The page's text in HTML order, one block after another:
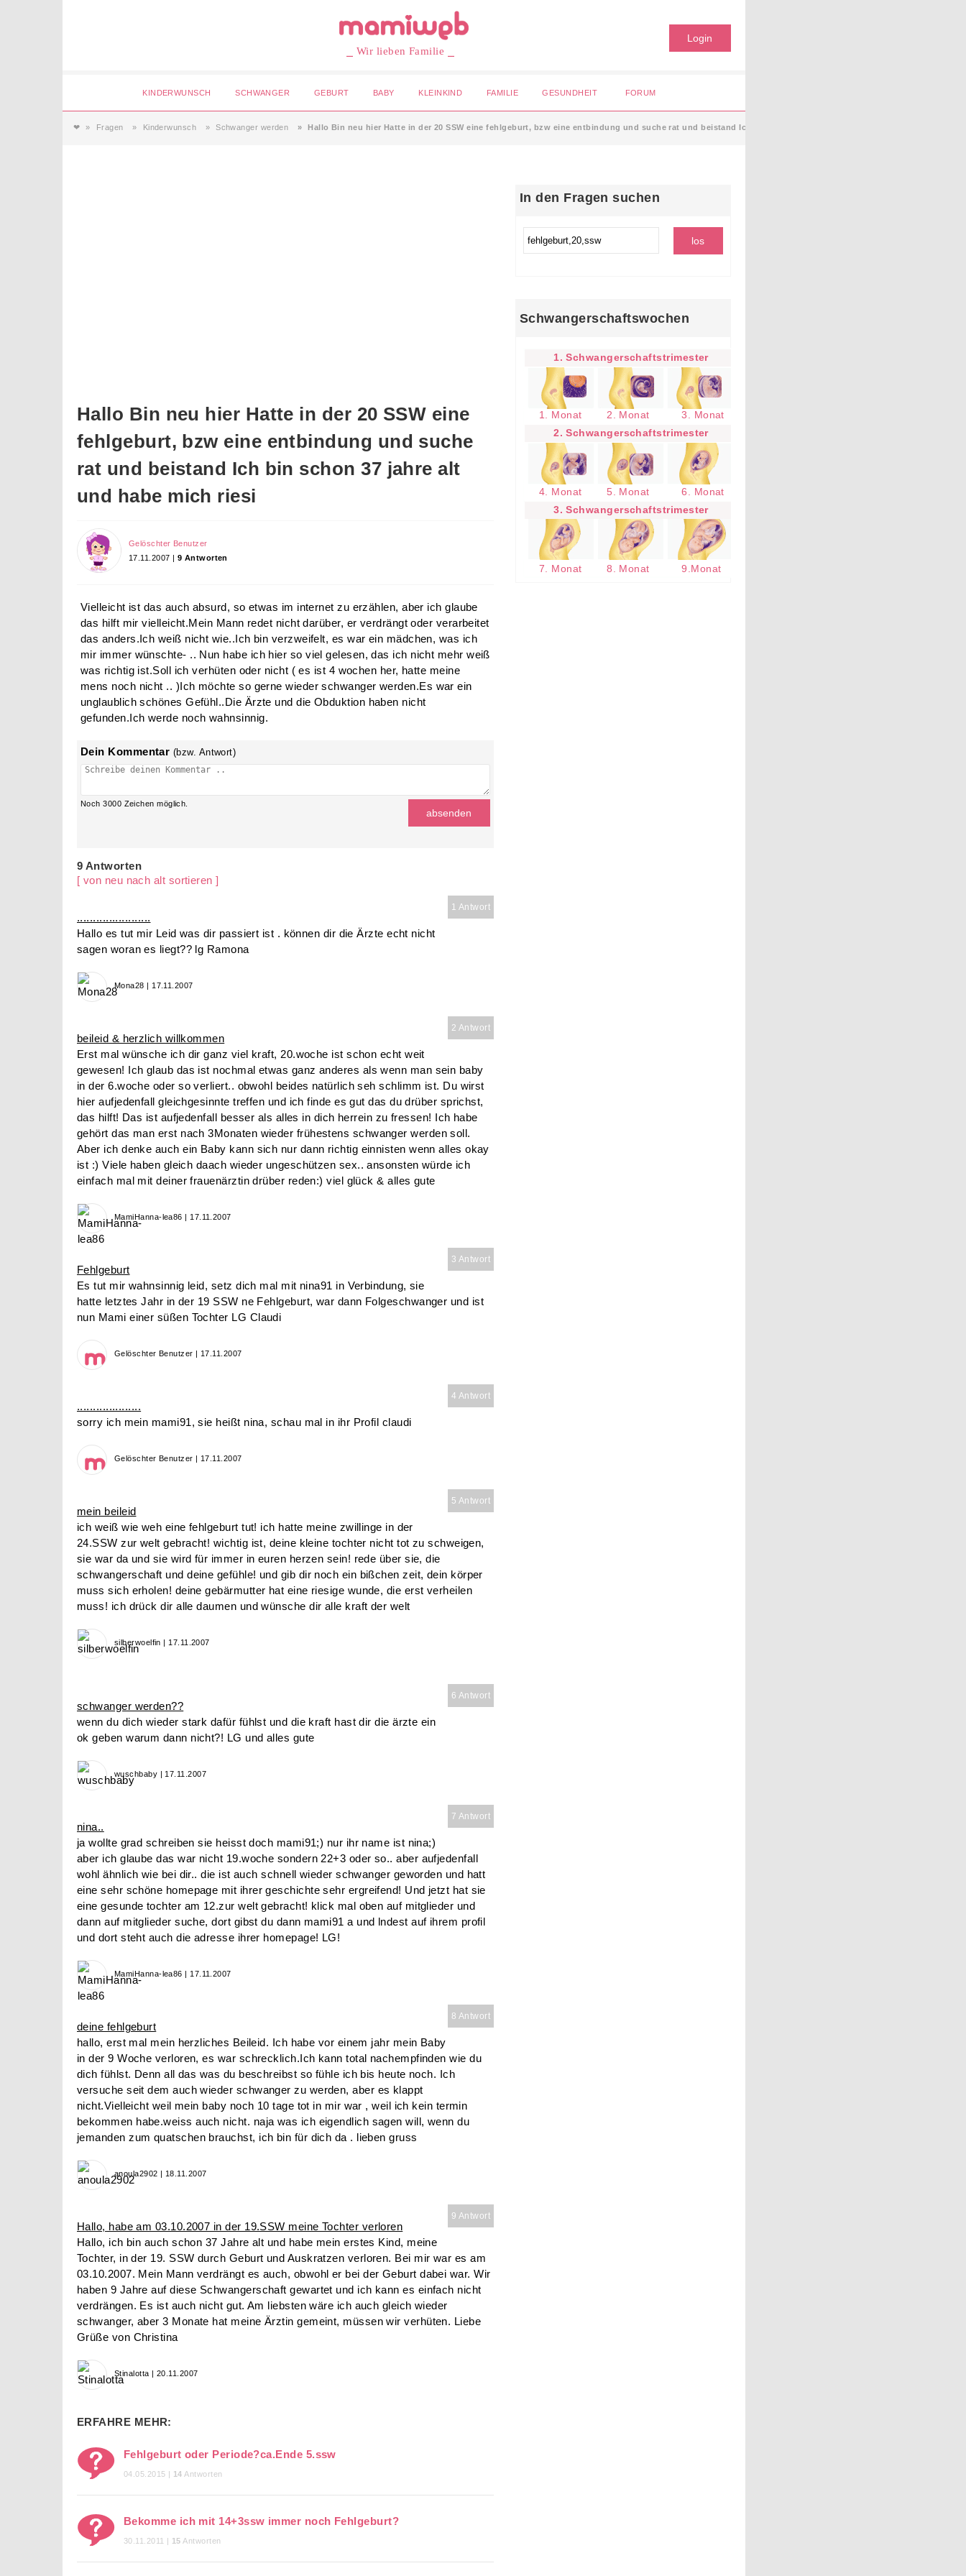
⎯ Wir lieben Familie ⎯
Login
KINDERWUNSCH SCHWANGER GEBURT BABY KLEINKIND FAMILIE GESUNDHEIT FORUM
❤ Fragen Kinderwunsch Schwanger werden Hallo Bin neu hier Hatte in der 20 SSW eine fehlgeburt, bzw eine entbindung und suche rat und beistand Ich bin schon 37 jahre alt und habe mich riesi
Hallo Bin neu hier Hatte in der 20 SSW eine
fehlgeburt, bzw eine entbindung und suche
rat und beistand Ich bin schon 37 jahre alt
und habe mich riesi
Gelöschter Benutzer
17.11.2007 | 9 Antworten
Vielleicht ist das auch absurd, so etwas im internet zu erzählen, aber ich glaube
das hilft mir vielleicht.Mein Mann redet nicht darüber, er verdrängt oder verarbeitet
das anders.Ich weiß nicht wie..Ich bin verzweifelt, es war ein mädchen, was ich
mir immer wünschte- .. Nun habe ich hier so viel gelesen, das ich nicht mehr weiß
was richtig ist.Soll ich verhüten oder nicht ( es ist 4 wochen her, hatte meine
mens noch nicht .. )Ich möchte so gerne wieder schwanger werden.Es war ein
unglaublich schönes Gefühl..Die Ärzte und die Obduktion haben nicht
gefunden.Ich werde noch wahnsinnig.
Dein Kommentar (bzw. Antwort)
Noch3000 Zeichen möglich.
9 Antworten
[ von neu nach alt sortieren ]
1 Antwort
.......................
Hallo es tut mir Leid was dir passiert ist . können dir die Ärzte echt nicht
sagen woran es liegt?? lg Ramona
Mona28 | 17.11.2007
2 Antwort
beileid & herzlich willkommen
Erst mal wünsche ich dir ganz viel kraft, 20.woche ist schon echt weit
gewesen! Ich glaub das ist nochmal etwas ganz anderes als wenn man sein baby
in der 6.woche oder so verliert.. obwohl beides natürlich seh schlimm ist. Du wirst
hier aufjedenfall gleichgesinnte treffen und ich finde es gut das du drüber sprichst,
das hilft! Das ist aufjedenfall besser als alles in dich herrein zu fressen! Ich habe
gehört das man erst nach 3Monaten wieder frühestens schwanger werden soll.
Aber ich denke auch ein Baby kann sich nur dann richtig einnisten wenn alles okay
ist :) Viele haben gleich daach wieder ungeschützen sex.. ansonsten würde ich
einfach mal mit deiner frauenärztin drüber reden:) viel glück & alles gute
MamiHanna-lea86 | 17.11.2007
3 Antwort
Fehlgeburt
Es tut mir wahnsinnig leid, setz dich mal mit nina91 in Verbindung, sie
hatte letztes Jahr in der 19 SSW ne Fehlgeburt, war dann Folgeschwanger und ist
nun Mami einer süßen Tochter LG Claudi
Gelöschter Benutzer | 17.11.2007
4 Antwort
....................
sorry ich mein mami91, sie heißt nina, schau mal in ihr Profil claudi
Gelöschter Benutzer | 17.11.2007
5 Antwort
mein beileid
ich weiß wie weh eine fehlgeburt tut! ich hatte meine zwillinge in der
24.SSW zur welt gebracht! wichtig ist, deine kleine tochter nicht tot zu schweigen,
sie war da und sie wird für immer in euren herzen sein! rede über sie, die
schwangerschaft und deine gefühle! und gib dir noch ein bißchen zeit, dein körper
muss sich erholen! deine gebärmutter hat eine riesige wunde, die erst verheilen
muss! ich drück dir alle daumen und wünsche dir alle kraft der welt
silberwoelfin | 17.11.2007
6 Antwort
schwanger werden??
wenn du dich wieder stark dafür fühlst und die kraft hast dir die ärzte ein
ok geben warum dann nicht?! LG und alles gute
wuschbaby | 17.11.2007
7 Antwort
nina..
ja wollte grad schreiben sie heisst doch mami91;) nur ihr name ist nina;)
aber ich glaube das war nicht 19.woche sondern 22+3 oder so.. aber aufjedenfall
wohl ähnlich wie bei dir.. die ist auch schnell wieder schwanger geworden und hatt
eine sehr schöne homepage mit ihrer geschichte sehr ergreifend! Und jetzt hat sie
eine gesunde tochter am 12.zur welt gebracht! klick mal oben auf mitglieder und
dann auf mitglieder suche, dort gibst du dann mami91 a und lndest auf ihrem profil
und dort steht auch die adresse ihrer homepage! LG!
MamiHanna-lea86 | 17.11.2007
8 Antwort
deine fehlgeburt
hallo, erst mal mein herzliches Beileid. Ich habe vor einem jahr mein Baby
in der 9 Woche verloren, es war schrecklich.Ich kann total nachempfinden wie du
dich fühlst. Denn all das was du beschreibst so fühle ich bis heute noch. Ich
versuche seit dem auch wieder schwanger zu werden, aber es klappt
nicht.Vielleicht weil mein baby noch 10 tage tot in mir war , weil ich kein termin
bekommen habe.weiss auch nicht. naja was ich eigendlich sagen will, wenn du
jemanden zum quatschen brauchst, ich bin für dich da . lieben gruss
anoula2902 | 18.11.2007
9 Antwort
Hallo, habe am 03.10.2007 in der 19.SSW meine Tochter verloren
Hallo, ich bin auch schon 37 Jahre alt und habe mein erstes Kind, meine
Tochter, in der 19. SSW durch Geburt und Auskratzen verloren. Bei mir war es am
03.10.2007. Mein Mann verdrängt es auch, obwohl er bei der Geburt dabei war. Wir
haben 9 Jahre auf diese Schwangerschaft gewartet und ich kann es einfach nicht
verdrängen. Es ist auch nicht gut. Am liebsten wäre ich auch gleich wieder
schwanger, aber 3 Monate hat meine Ärztin gemeint, müssen wir verhüten. Liebe
Grüße von Christina
Stinalotta | 20.11.2007
ERFAHRE MEHR:
Fehlgeburt oder Periode?ca.Ende 5.ssw
04.05.2015 | 14 Antworten
Bekomme ich mit 14+3ssw immer noch Fehlgeburt?
30.11.2011 | 15 Antworten
In den Fragen suchen
Schwangerschaftswochen
1. Schwangerschaftstrimester
1. Monat 2. Monat
3. Monat
2. Schwangerschaftstrimester
4. Monat 5. Monat
6. Monat
3. Schwangerschaftstrimester
7. Monat 8. Monat 9.Monat